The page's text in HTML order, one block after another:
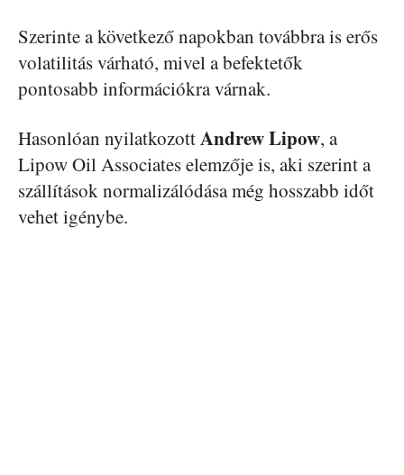
Szerinte a következő napokban továbbra is erős
volatilitás várható, mivel a befektetők
pontosabb információkra várnak.
Hasonlóan nyilatkozottAndrew Lipow, a
Lipow Oil Associates elemzője is, aki szerint a
szállítások normalizálódása még hosszabb időt
vehet igénybe.